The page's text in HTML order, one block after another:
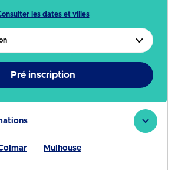
les dates et villes
Pré inscription
Mulhouse